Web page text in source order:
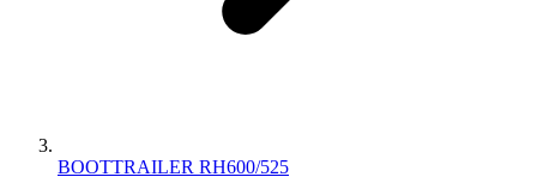
BOOTTRAILER RH600/525